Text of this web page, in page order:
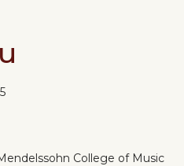
College of Music